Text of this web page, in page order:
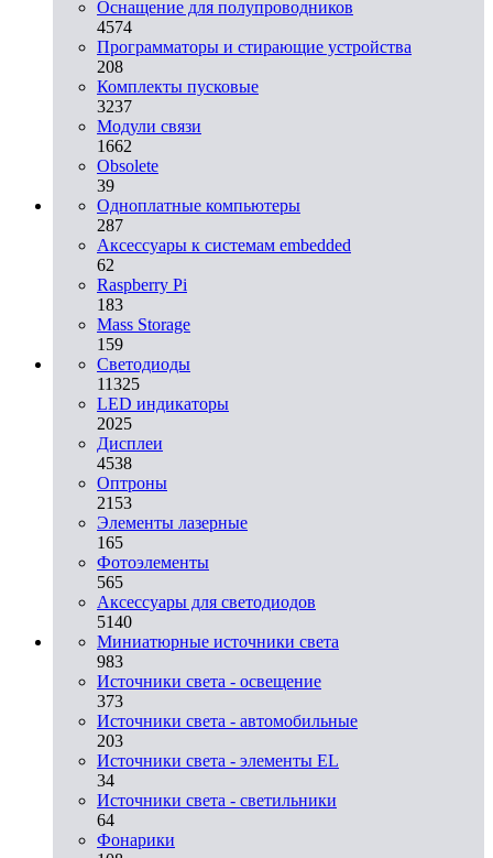
Оснащение для полупроводников
4574
Программаторы и стирающие устройства
208
Комплекты пусковые
3237
Модули связи
1662
Obsolete
39
Одноплатные компьютеры
287
Аксессуары к системам embedded
62
Raspberry Pi
183
Mass Storage
159
Светодиоды
11325
LED индикаторы
2025
Дисплеи
4538
Оптроны
2153
Элементы лазерные
165
Фотоэлементы
565
Аксессуары для светодиодов
5140
Миниатюрные источники света
983
Источники света - освещение
373
Источники света - автомобильные
203
Источники света - элементы EL
34
Источники света - светильники
64
Фонарики